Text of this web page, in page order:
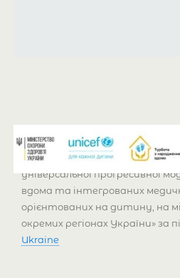
У межах реалізації
універсальної прогресивної
вдома та інтегрованих
орієнтованих на дитину, на
окремих регіонах України» за
Ukraine